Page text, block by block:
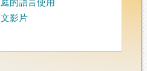
的語言使用
影片